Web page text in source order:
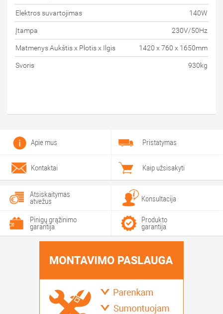
Elektros suvartojimas 140W
Įtampa 230V/50Hz
Matmenys Aukštis x Plotis x Ilgis 1420 x 760 x 1650mm
Svoris 930kg
Apie mus Pristatymas
Kontaktai Kaip užsisakyti
Atsiskaitymas
atvežus Konsultacija
Pinigų grąžinimo
garantija
Produkto
garantija